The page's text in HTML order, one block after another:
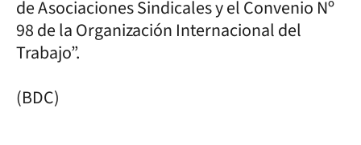
de Asociaciones Sindicales y el Convenio Nº
98 de la Organización Internacional del
Trabajo”.
(BDC)